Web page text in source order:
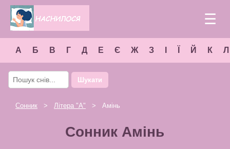
☰
А Б В Г Д Е Є Ж З Й К Л
Шукати
Сонник > Літера "А" > Амінь
Сонник Амінь